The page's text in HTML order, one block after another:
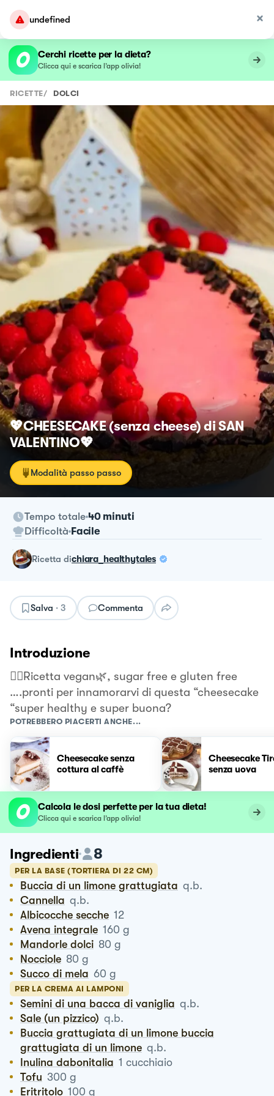
undefined
Cerchi ricette per la dieta?
Clicca qui e scarica l’app olivia!
RICETTE/ DOLCI
💖CHEESECAKE (senza cheese) di SAN
VALENTINO💖
Modalità passo passo
Tempo totale 40 minuti
Difficoltà Facile
ricetta dichiara_healthytales
Salva · 3 Commenta
Introduzione
👉🏻Ricetta vegan🌿, sugar free e gluten free
….pronti per innamorarvi di questa “cheesecake
“super healthy e super buona?
POTREBBERO PIACERTI ANCHE...
Cheesecake senza
cottura al caffè
Cheesecake
senza uova
Calcola le dosi perfette per la tua dieta!
Clicca qui e scarica l’app olivia!
Ingredienti 8
PER LA BASE (TORTIERA DI 22 CM)
Buccia di un limone grattugiata q.b.
Cannella q.b.
Albicocche secche 12
Avena integrale 160 g
Mandorle dolci 80 g
Nocciole 80 g
Succo di mela 60 g
PER LA CREMA AI LAMPONI
Semini di una bacca di vaniglia q.b.
Sale (un pizzico) q.b.
Buccia grattugiata di un limone buccia
grattugiata di un limone q.b.
Inulina dabonitalia 1 cucchiaio
Tofu 300 g
Eritritolo 100 g